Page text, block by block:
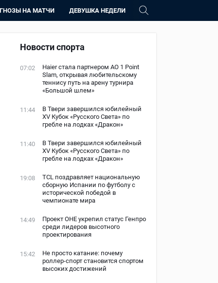
НА МАТЧИ ДЕВУШКА НЕДЕЛИ
Новости спорта
07:02
Haier стала партнером AO 1 Point
Slam, открывая любительскому
теннису путь на арену турнира
«Большой шлем»
11:44
В Твери завершился юбилейный
XV Кубок «Русского Света» по
гребле на лодках «Дракон»
11:40
В Твери завершился юбилейный
XV Кубок «Русского Света» по
гребле на лодках «Дракон»
19:08
TCL поздравляет национальную
сборную Испании по футболу с
исторической победой в
чемпионате мира
14:49
Проект ОНЕ укрепил статус Генпро
среди лидеров высотного
проектирования
15:42
Не просто катание: почему
роллер-спорт становится спортом
высоких достижений